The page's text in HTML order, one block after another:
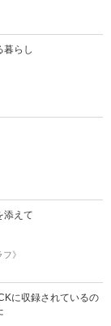
暮らし
添えて
》
に収録されているの